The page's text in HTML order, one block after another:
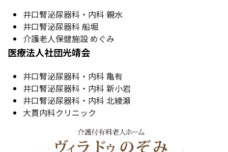
井口腎泌尿器科・内科 親水
井口腎泌尿器科 船堀
介護老人保健施設 めぐみ
医療法人社団光靖会
井口腎泌尿器科・内科 亀有
井口腎泌尿器科・内科 新小岩
井口腎泌尿器科・内科 北綾瀬
大貫内科クリニック